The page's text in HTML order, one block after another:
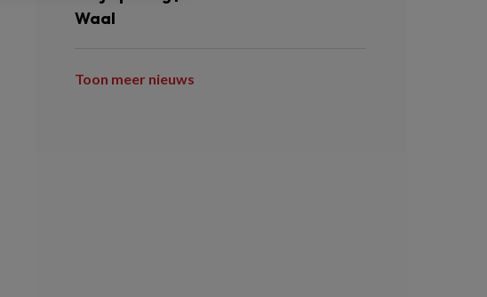
Waal
Toon meer nieuws